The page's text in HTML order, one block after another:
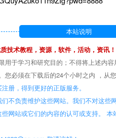
本站说明
技术教程，资源，软件，活动，资讯！
于学习和研究目的；不得将上述内
必须在下载后的24个小时之内 ，从
册，得到更好的正版服务。
不负责维护这些网站。我们不对这些
网站或它们的内容的认可或支持。